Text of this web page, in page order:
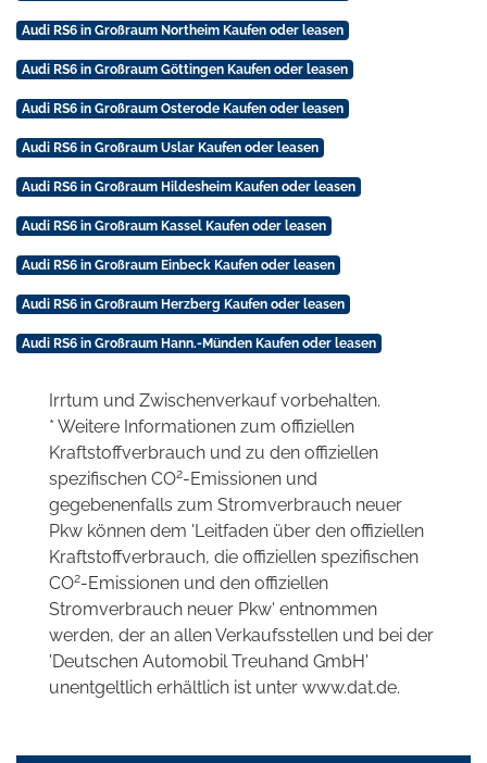
Audi RS6 in Großraum Northeim Kaufen oder leasen
Audi RS6 in Großraum Göttingen Kaufen oder leasen
Audi RS6 in Großraum Osterode Kaufen oder leasen
Audi RS6 in Großraum Uslar Kaufen oder leasen
Audi RS6 in Großraum Hildesheim Kaufen oder leasen
Audi RS6 in Großraum Kassel Kaufen oder leasen
Audi RS6 in Großraum Einbeck Kaufen oder leasen
Audi RS6 in Großraum Herzberg Kaufen oder leasen
Audi RS6 in Großraum Hann.-Münden Kaufen oder leasen
Irrtum und Zwischenverkauf vorbehalten.
* Weitere Informationen zum offiziellen
Kraftstoffverbrauch und zu den offiziellen
spezifischen CO2-Emissionen und
gegebenenfalls zum Stromverbrauch neuer
Pkw können dem 'Leitfaden über den offiziellen
Kraftstoffverbrauch, die offiziellen spezifischen
CO2-Emissionen und den offiziellen
Stromverbrauch neuer Pkw' entnommen
werden, der an allen Verkaufsstellen und bei der
'Deutschen Automobil Treuhand GmbH'
unentgeltlich erhältlich ist unter www.dat.de.